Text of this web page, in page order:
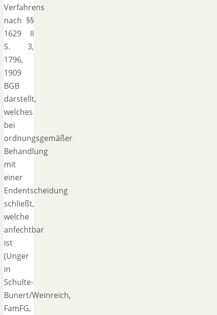
Verfahrens
nach §§
1629 II
S. 3,
1796,
1909
BGB
darstellt,
welches
bei
ordnungsgemäßer
Behandlung
mit
einer
Endentscheidung
schließt,
welche
anfechtbar
ist
(Unger
in
Schulte-
Bunert/Weinreich,
FamFG,